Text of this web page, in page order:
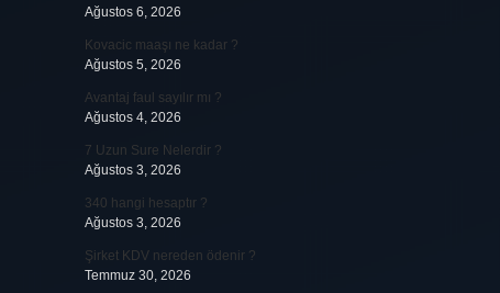
Ağustos 6, 2026
Kovacic maaşı ne kadar ?
Ağustos 5, 2026
Avantaj faul sayılır mı ?
Ağustos 4, 2026
7 Uzun Sure Nelerdir ?
Ağustos 3, 2026
340 hangi hesaptır ?
Ağustos 3, 2026
Şirket KDV nereden ödenir ?
Temmuz 30, 2026